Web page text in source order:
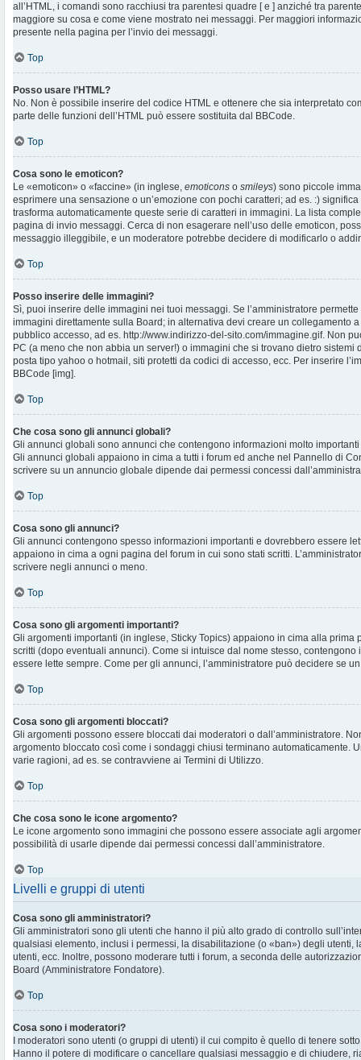
all’HTML, i comandi sono racchiusi tra parentesi quadre [ e ] anziché tra
maggiore su cosa e come viene mostrato nei messaggi. Per maggiori
presente nella pagina per l’invio dei messaggi.
Top
Posso usare l’HTML?
No. Non è possibile inserire del codice HTML e ottenere che sia interpretato
parte delle funzioni dell’HTML può essere sostituita dal BBCode.
Top
Cosa sono le emoticon?
Le «emoticon» o «faccine» (in inglese, emoticons o smileys) sono piccole
esprimere una sensazione o un’emozione con pochi caratteri; ad es. :)
trasforma automaticamente queste serie di caratteri in immagini. La lista
pagina di invio messaggi. Cerca di non esagerare nell’uso delle emoticon,
messaggio illeggibile, e un moderatore potrebbe decidere di modificarlo o
Top
Posso inserire delle immagini?
Sì, puoi inserire delle immagini nei tuoi messaggi. Se l’amministratore
immagini direttamente sulla Board; in alternativa devi creare un collegamento
pubblico accesso, ad es. http://www.indirizzo-del-sito.com/immagine.gif. Non
PC (a meno che non abbia un server!) o immagini che si trovano dietro sistemi
posta tipo yahoo o hotmail, siti protetti da codici di accesso, ecc. Per inserire
BBCode [img].
Top
Che cosa sono gli annunci globali?
Gli annunci globali sono annunci che contengono informazioni molto
Gli annunci globali appaiono in cima a tutti i forum ed anche nel Pannello di
scrivere su un annuncio globale dipende dai permessi concessi
Top
Cosa sono gli annunci?
Gli annunci contengono spesso informazioni importanti e dovrebbero essere
appaiono in cima a ogni pagina del forum in cui sono stati scritti.
scrivere negli annunci o meno.
Top
Cosa sono gli argomenti importanti?
Gli argomenti importanti (in inglese, Sticky Topics) appaiono in cima alla prima
scritti (dopo eventuali annunci). Come si intuisce dal nome stesso,
essere lette sempre. Come per gli annunci, l’amministratore può decidere se
Top
Cosa sono gli argomenti bloccati?
Gli argomenti possono essere bloccati dai moderatori o dall’amministratore.
argomento bloccato così come i sondaggi chiusi terminano automaticamente.
varie ragioni, ad es. se contravviene ai Termini di Utilizzo.
Top
Che cosa sono le icone argomento?
Le icone argomento sono immagini che possono essere associate agli
possibilità di usarle dipende dai permessi concessi dall’amministratore.
Top
Livelli e gruppi di utenti
Cosa sono gli amministratori?
Gli amministratori sono gli utenti che hanno il più alto grado di controllo
qualsiasi elemento, inclusi i permessi, la disabilitazione (o «ban») degli utenti,
utenti, ecc. Inoltre, possono moderare tutti i forum, a seconda delle
Board (Amministratore Fondatore).
Top
Cosa sono i moderatori?
I moderatori sono utenti (o gruppi di utenti) il cui compito è quello di tenere
Hanno il potere di modificare o cancellare qualsiasi messaggio e di chiudere,